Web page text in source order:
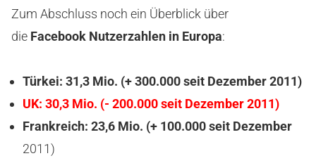
Zum Abschluss noch ein Überblick über
die Facebook Nutzerzahlen in Europa:
Türkei: 31,3 Mio. (+ 300.000 seit Dezember 2011)
UK: 30,3 Mio. (- 200.000 seit Dezember 2011)
Frankreich: 23,6 Mio. (+ 100.000 seit Dezember
2011)